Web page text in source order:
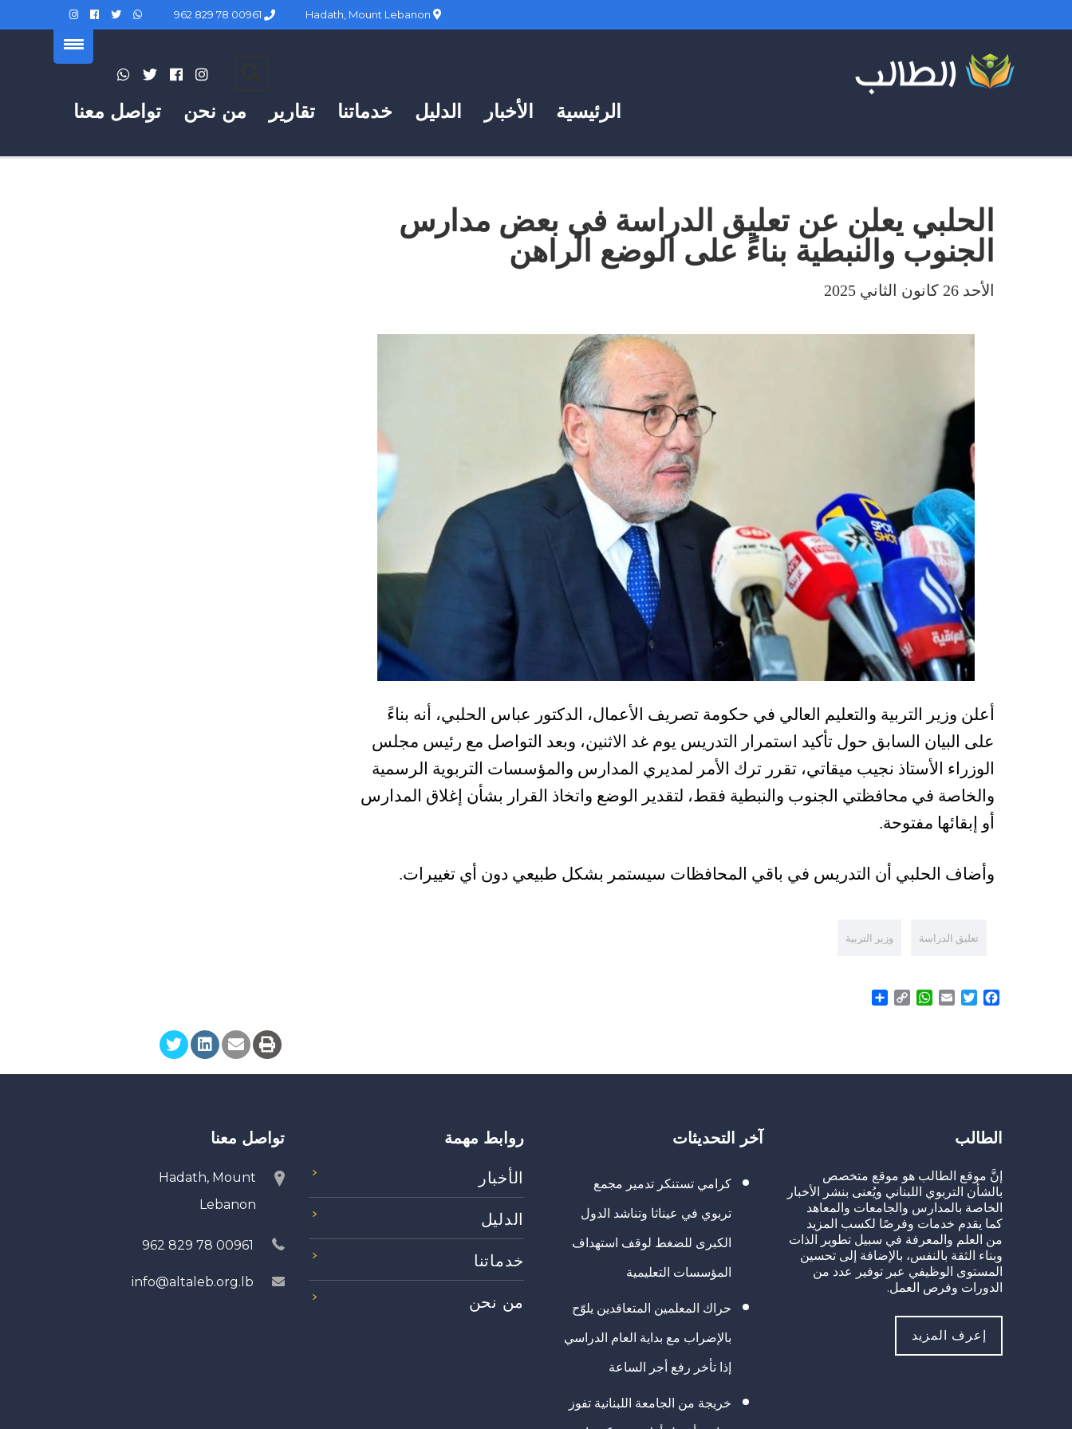
تواصل معنا من نحن تقارير خدماتنا الدليل الأخبار الرئيسية
الحلبي يعلن عن تعليق الدراسة في بعض مدارس
الجنوب والنبطية بناءً على الوضع الراهن
الأحد 26 كانون الثاني 2025
أعلن وزير التربية والتعليم العالي في حكومة تصريف الأعمال، الدكتور عباس الحلبي، أنه بناءً
على البيان السابق حول تأكيد استمرار التدريس يوم غد الاثنين، وبعد التواصل مع رئيس مجلس
الوزراء الأستاذ نجيب ميقاتي، تقرر ترك الأمر لمديري المدارس والمؤسسات التربوية الرسمية
والخاصة في محافظتي الجنوب والنبطية فقط، لتقدير الوضع واتخاذ القرار بشأن إغلاق المدارس
أو إبقائها مفتوحة.
وأضاف الحلبي أن التدريس في باقي المحافظات سيستمر بشكل طبيعي دون أي تغييرات.
تعليق الدراسة وزير التربية
Facebook
Twitter
Email
WhatsApp
Copy
الطالب
إنَّ موقع الطالب هو موقع متخصص
بالشأن التربوي اللبناني ويُعنى بنشر الأخبار
الخاصة بالمدارس والجامعات والمعاهد
كما يقدم خدمات وفرصًا لكسب المزيد
من العلم والمعرفة في سبيل تطوير الذات
وبناء الثقة بالنفس، بالإضافة إلى تحسين
المستوى الوظيفي عبر توفير عدد من
الدورات وفرص العمل.
إعرف المزيد
آخر التحديثات
كرامي تستنكر تدمير مجمع
تربوي في عيناثا وتناشد الدول
الكبرى للضغط لوقف استهداف
المؤسسات التعليمية
حراك المعلمين المتعاقدين يلوّح
بالإضراب مع بداية العام الدراسي
إذا تأخر رفع أجر الساعة
خريجة من الجامعة اللبنانية تفوز
روابط مهمة
الأخبار
الدليل
خدماتنا
من نحن
تواصل معنا
Hadath, Mount
Lebanon
00961 78 829 962
info@altaleb.org.lb